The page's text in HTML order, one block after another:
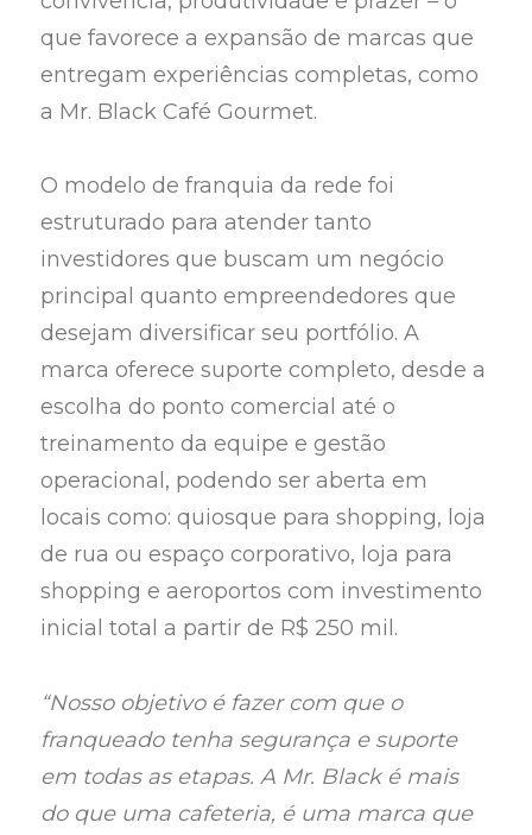
que favorece a expansão de marcas que
entregam experiências completas, como
a Mr. Black Café Gourmet.
O modelo de franquia da rede foi
estruturado para atender tanto
investidores que buscam um negócio
principal quanto empreendedores que
desejam diversificar seu portfólio. A
marca oferece suporte completo, desde a
escolha do ponto comercial até o
treinamento da equipe e gestão
operacional, podendo ser aberta em
locais como: quiosque para shopping, loja
de rua ou espaço corporativo, loja para
shopping e aeroportos com investimento
inicial total a partir de R$ 250 mil.
“Nosso objetivo é fazer com que o
franqueado tenha segurança e suporte
em todas as etapas. A Mr. Black é mais
do que uma cafeteria, é uma marca que